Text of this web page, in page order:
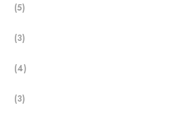
(5)
(3)
(4)
(3)